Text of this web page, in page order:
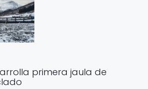
primera jaula de